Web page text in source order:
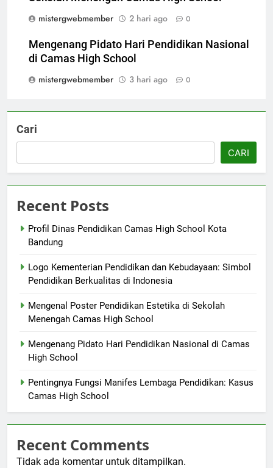
mistergwebmember
2 hari ago 0
Mengenang Pidato Hari Pendidikan Nasional
di Camas High School
mistergwebmember
3 hari ago 0
Cari
CARI
Recent Posts
Profil Dinas Pendidikan Camas High School Kota
Bandung
Logo Kementerian Pendidikan dan Kebudayaan: Simbol
Pendidikan Berkualitas di Indonesia
Mengenal Poster Pendidikan Estetika di Sekolah
Menengah Camas High School
Mengenang Pidato Hari Pendidikan Nasional di Camas
High School
Pentingnya Fungsi Manifes Lembaga Pendidikan: Kasus
Camas High School
Recent Comments
Tidak ada komentar untuk ditampilkan.